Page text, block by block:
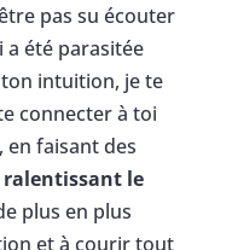
pas su écouter
a été parasitée
intuition, je te
connecter à toi
faisant des
ralentissant le
plus en plus
et à courir tout